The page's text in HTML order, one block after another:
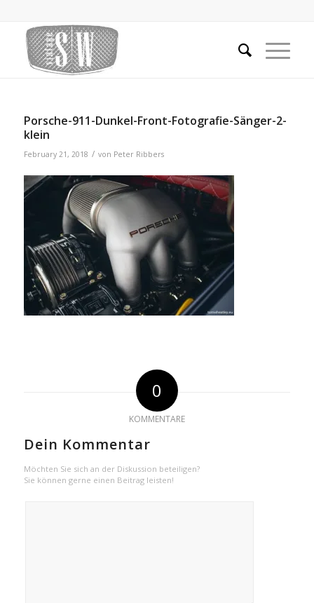
Porsche-911-Dunkel-Front-Fotografie-Sänger-2-
klein
February 21, 2018 / von Peter Ribbers
0
KOMMENTARE
Dein Kommentar
Möchten Sie sich an der Diskussion beteiligen?
Sie können gerne einen Beitrag leisten!